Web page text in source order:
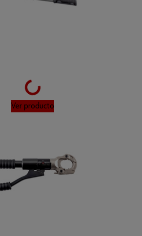
Loading...
Ver producto